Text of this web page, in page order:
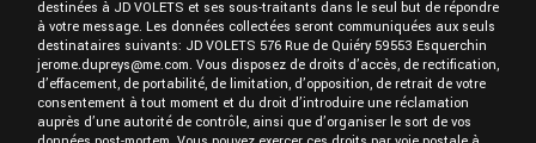
destinées à JD VOLETS et ses sous-traitants dans le seul but de répondre
à votre message. Les données collectées seront communiquées aux seuls
destinataires suivants: JD VOLETS 576 Rue de Quiéry 59553 Esquerchin
jerome.dupreys@me.com. Vous disposez de droits d’accès, de rectification,
d’effacement, de portabilité, de limitation, d’opposition, de retrait de votre
consentement à tout moment et du droit d’introduire une réclamation
auprès d’une autorité de contrôle, ainsi que d’organiser le sort de vos